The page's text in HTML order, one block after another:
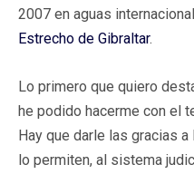
2007 en aguas
Estrecho de Gibraltar.
Lo primero que quiero
he podido hacerme con el
Hay que darle las gracias
lo permiten, al sistema